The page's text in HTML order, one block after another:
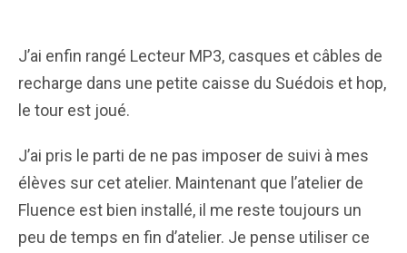
J’ai enfin rangé Lecteur MP3, casques et câbles de
recharge dans une petite caisse du Suédois et hop,
le tour est joué.
J’ai pris le parti de ne pas imposer de suivi à mes
élèves sur cet atelier. Maintenant que l’atelier de
Fluence est bien installé, il me reste toujours un
peu de temps en fin d’atelier. Je pense utiliser ce